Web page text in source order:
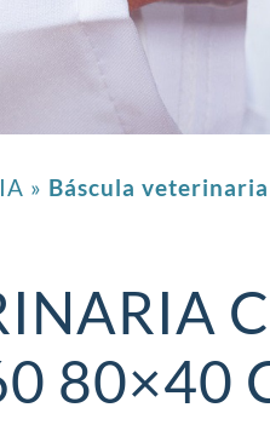
» Báscula
80×40